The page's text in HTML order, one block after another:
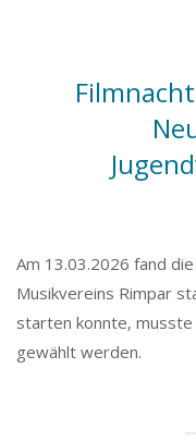
Am 13.03.2026 fand
Musikvereins Rimpar
starten konnte,
gewählt werden.